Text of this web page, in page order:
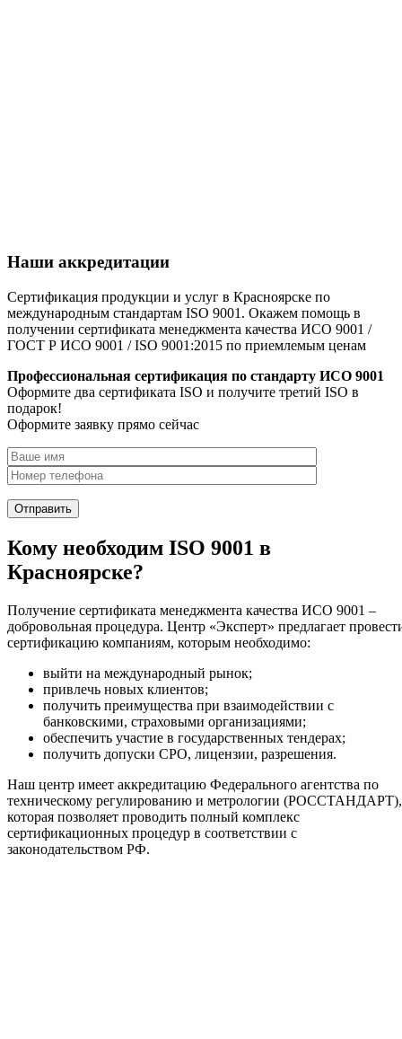
Наши аккредитации
Сертификация продукции и услуг в Красноярске по
международным стандартам ISO 9001. Окажем помощь в
получении сертификата менеджмента качества ИСО 9001 /
ГОСТ Р ИСО 9001 / ISO 9001:2015 по приемлемым ценам
Профессиональная сертификация по стандарту ИСО 9001
Оформите два сертификата ISO и получите третий ISO в
подарок!
Оформите заявку прямо сейчас
Кому необходим ISO 9001 в
Красноярске?
Получение сертификата менеджмента качества ИСО 9001 –
добровольная процедура. Центр «Эксперт» предлагает
сертификацию компаниям, которым необходимо:
выйти на международный рынок;
привлечь новых клиентов;
получить преимущества при взаимодействии с
банковскими, страховыми организациями;
обеспечить участие в государственных тендерах;
получить допуски СРО, лицензии, разрешения.
Наш центр имеет аккредитацию Федерального агентства по
техническому регулированию и метрологии (РОССТАНДАРТ),
которая позволяет проводить полный комплекс
сертификационных процедур в соответствии с
законодательством РФ.